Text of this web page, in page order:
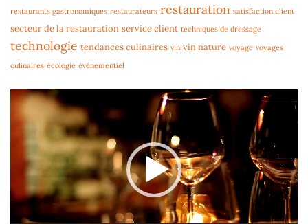
restaurants gastronomiques restaurateurs restauration satisfaction client
secteur de la restauration service client techniques de dressage
technologie tendances culinaires vin vin nature voyage voyages
culinaires écologie événementiel
Lecteur
vidéo